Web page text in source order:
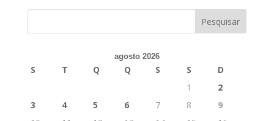
agosto 2026
S T Q Q S S
D
1
2
3
4 5 6 7 8
9